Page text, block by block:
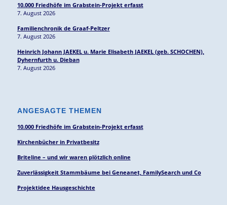
10.000 Friedhöfe im Grabstein-Projekt erfasst
7. August 2026
Familienchronik de Graaf-Peltzer
7. August 2026
Heinrich Johann JAEKEL u. Marie Elisabeth JAEKEL (geb. SCHOCHEN),
Dyhernfurth u. Dieban
7. August 2026
ANGESAGTE THEMEN
10.000 Friedhöfe im Grabstein-Projekt erfasst
Kirchenbücher in Privatbesitz
Briteline – und wir waren plötzlich online
Zuverlässigkeit Stammbäume bei Geneanet, FamilySearch und Co
Projektidee Hausgeschichte